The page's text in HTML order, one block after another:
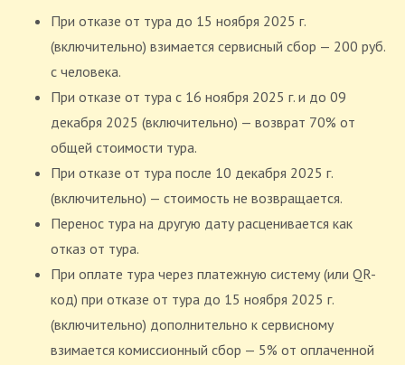
При отказе от тура до 15 ноября 2025 г.
(включительно) взимается сервисный сбор — 200 руб.
с человека.
При отказе от тура с 16 ноября 2025 г. и до 09
декабря 2025 (включительно) — возврат 70% от
общей стоимости тура.
При отказе от тура после 10 декабря 2025 г.
(включительно) — стоимость не возвращается.
Перенос тура на другую дату расценивается как
отказ от тура.
При оплате тура через платежную систему (или QR-
код) при отказе от тура до 15 ноября 2025 г.
(включительно) дополнительно к сервисному
взимается комиссионный сбор — 5% от оплаченной